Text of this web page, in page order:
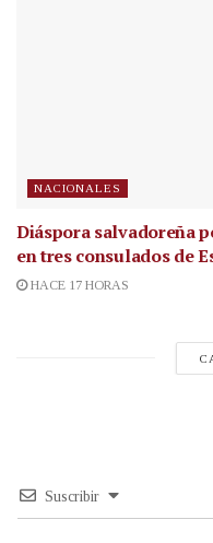
NACIONALES
Diáspora salvadoreña
en tres consulados de
HACE 17 HORAS
Suscribir